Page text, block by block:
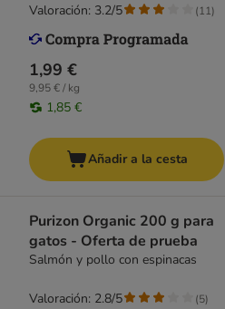
1,99 €
9,95 € / kg
1,85 €
Valoración: 3.2/5 (11)
Añadir a la cesta
Purizon Organic 200 g para
gatos - Oferta de prueba
Salmón y pollo con espinacas
Valoración: 2.8/5 (5)